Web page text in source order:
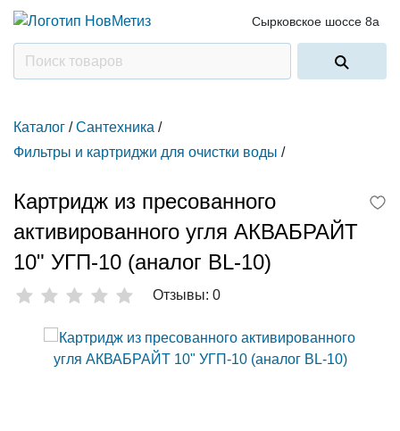
Сырковское шоссе 8а
Каталог / Сантехника /
Фильтры и картриджи для очистки воды /
Картридж из пресованного
активированного угля АКВАБРАЙТ
10" УГП-10 (аналог BL-10)
Отзывы: 0